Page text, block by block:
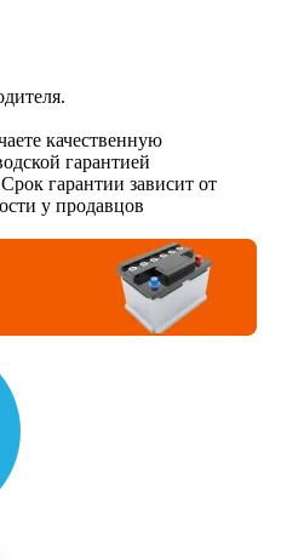
качественную
гарантией
гарантии зависит от
у продавцов